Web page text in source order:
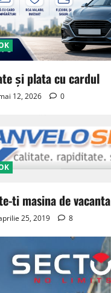
și plata cu cardul
12, 2026 0
ti masina de vacanta
25, 2019 8